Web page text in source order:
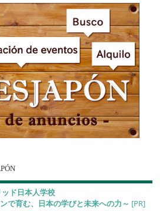
ド日本人学校
で育む、日本の学びと未来への力～ [PR]